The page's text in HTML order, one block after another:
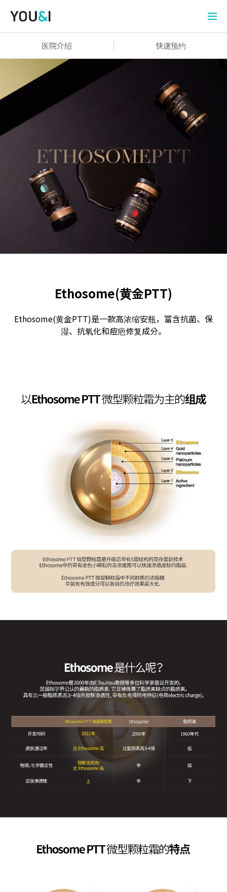
医院介绍 快速预约
Ethosome(黄金PTT)
Ethosome(黄金PTT)是一款高浓缩安瓶，富含抗菌、保
湿、抗氧化和痘疤修复成分。